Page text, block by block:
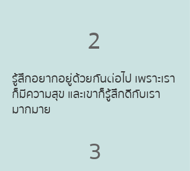
2
รู้สึกอยากอยู่ด้วยกันต่อไป เพราะเรา
ก็มีความสุข และเขาก็รู้สึกดีกับเรา
มากมาย
3